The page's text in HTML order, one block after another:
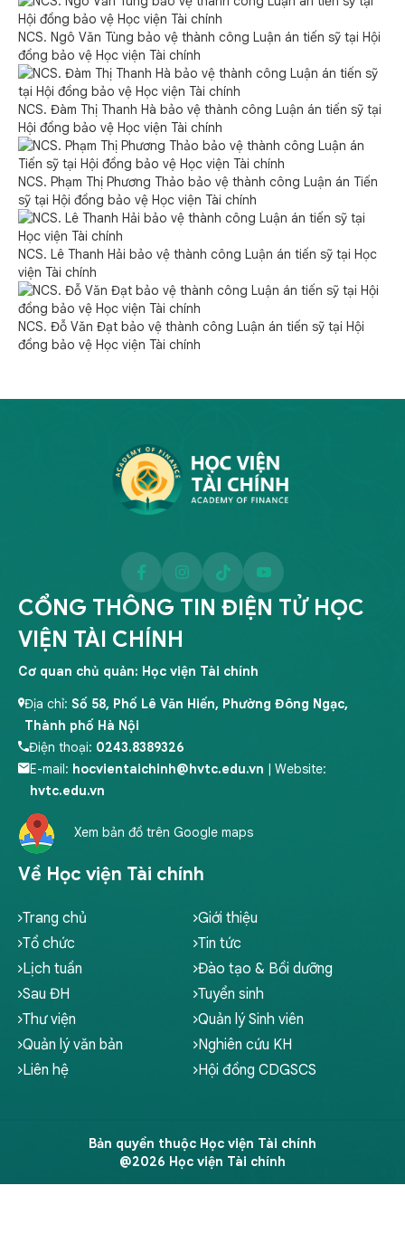
NCS. Ngô Văn Tùng bảo vệ thành công Luận án tiến sỹ tại Hội
đồng bảo vệ Học viện Tài chính
NCS. Đàm Thị Thanh Hà bảo vệ thành công Luận án tiến sỹ tại
Hội đồng bảo vệ Học viện Tài chính
NCS. Phạm Thị Phương Thảo bảo vệ thành công Luận án Tiến
sỹ tại Hội đồng bảo vệ Học viện Tài chính
NCS. Lê Thanh Hải bảo vệ thành công Luận án tiến sỹ tại Học
viện Tài chính
NCS. Đỗ Văn Đạt bảo vệ thành công Luận án tiến sỹ tại Hội
đồng bảo vệ Học viện Tài chính
Về Học viện Tài chính
Trang chủ
Giới thiệu
Tổ chức
Tin tức
Lịch tuần
Đào tạo & Bồi dưỡng
Sau ĐH
Tuyển sinh
Thư viện
Quản lý Sinh viên
Quản lý văn bản
Nghiên cứu KH
Liên hệ
Hội đồng CDGSCS
CỔNG THÔNG TIN ĐIỆN TỬ HỌC
VIỆN TÀI CHÍNH
Cơ quan chủ quản: Học viện Tài chính
Địa chỉ: Số 58, Phố Lê Văn Hiến, Phường Đông Ngạc,
Thành phố Hà Nội
Điện thoại: 0243.8389326
E-mail: hocvientaichinh@hvtc.edu.vn
| Website:
hvtc.edu.vn
Xem bản đồ trên Google maps
Bản quyền thuộc Học viện Tài chính
@2026 Học viện Tài chính